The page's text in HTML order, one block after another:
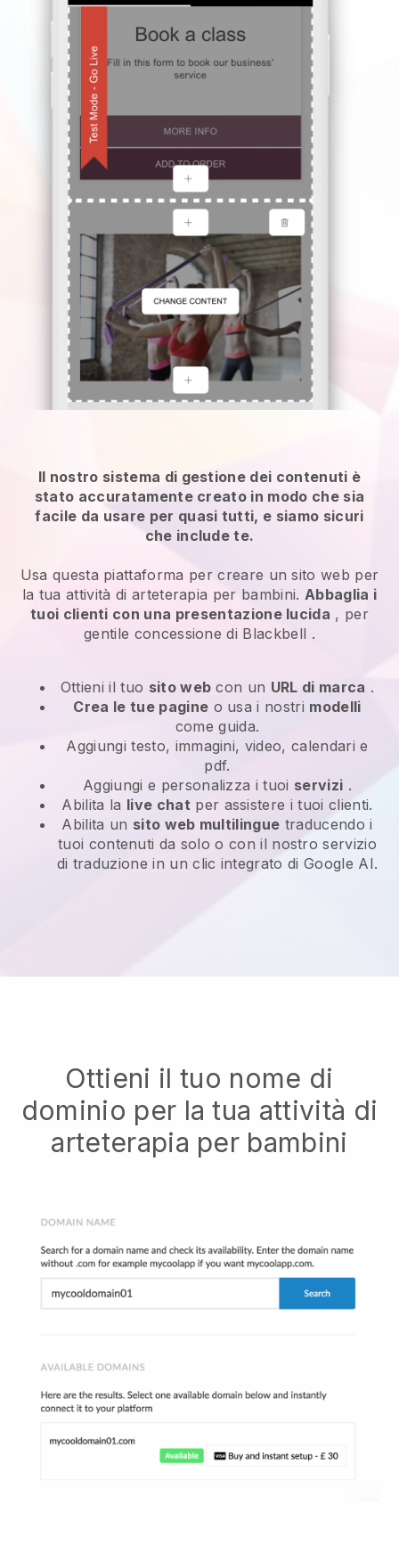
Il nostro sistema di gestione dei contenuti è
stato accuratamente creato in modo che sia
facile da usare per quasi tutti, e siamo sicuri
che include te.
Usa questa piattaforma per creare un sito web per
la tua attività di arteterapia per bambini. Abbaglia i
tuoi clienti con una presentazione lucida , per
gentile concessione di Blackbell .
Ottieni il tuo sito web con un URL di marca .
Crea le tue pagine o usa i nostri modelli
come guida.
Aggiungi testo, immagini, video, calendari e
pdf.
Aggiungi e personalizza i tuoi servizi .
Abilita la live chat per assistere i tuoi clienti.
Abilita un sito web multilingue traducendo i
tuoi contenuti da solo o con il nostro servizio
di traduzione in un clic integrato di Google AI.
Ottieni il tuo nome di
dominio per la tua attività di
arteterapia per bambini